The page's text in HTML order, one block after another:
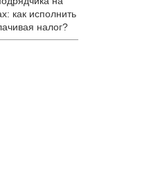
как исполнить
налог?